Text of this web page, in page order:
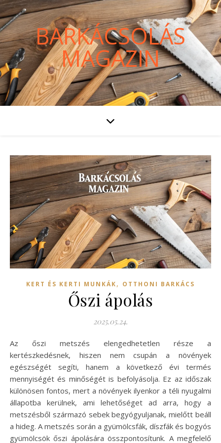
BARKÁCSOLÁS
MAGAZIN
KERT ÉS KERTI MUNKÁK, OTTHONI BARKÁCS
Őszi ápolás
2025.05.24.
Az őszi metszés elengedhetetlen része a
kertészkedésnek, hiszen nem csupán a növények
egészségét segíti, hanem a következő évi termés
mennyiségét és minőségét is befolyásolja. Ez az időszak
különösen fontos, mert a növények ilyenkor a téli nyugalmi
állapotba kerülnek, ami lehetőséget ad arra, hogy a
metszésből származó sebek begyógyuljanak, mielőtt beáll
a hideg. A metszés során a gyümölcsfák, díszfák és bogyós
gyümölcsök őszi ápolására összpontosítunk. A megfelelő